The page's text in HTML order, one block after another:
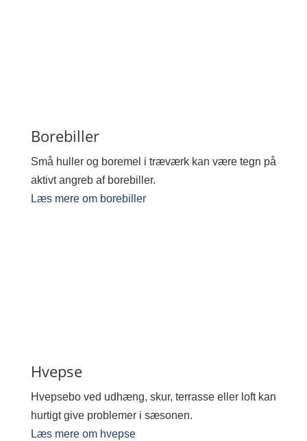
Borebiller
Små huller og boremel i træværk kan være tegn på
aktivt angreb af borebiller.
Læs mere om borebiller
Hvepse
Hvepsebo ved udhæng, skur, terrasse eller loft kan
hurtigt give problemer i sæsonen.
Læs mere om hvepse